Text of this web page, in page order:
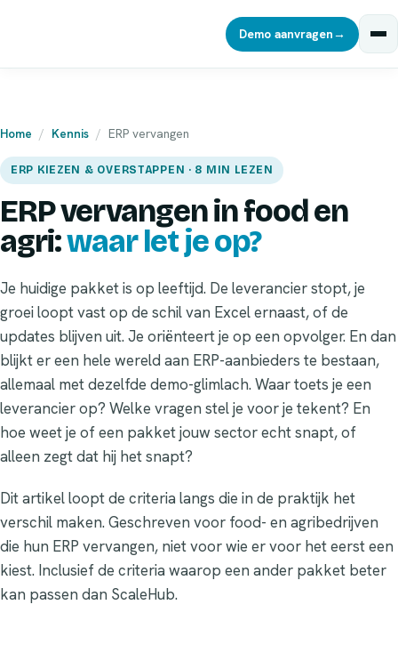
Demo aanvragen→
Home / Kennis / ERP vervangen
ERP KIEZEN & OVERSTAPPEN · 8 MIN LEZEN
ERP vervangen in food en
agri:waar let je op?
Je huidige pakket is op leeftijd. De leverancier stopt, je
groei loopt vast op de schil van Excel ernaast, of de
updates blijven uit. Je oriënteert je op een opvolger. En dan
blijkt er een hele wereld aan ERP-aanbieders te bestaan,
allemaal met dezelfde demo-glimlach. Waar toets je een
leverancier op? Welke vragen stel je voor je tekent? En
hoe weet je of een pakket jouw sector echt snapt, of
alleen zegt dat hij het snapt?
Dit artikel loopt de criteria langs die in de praktijk het
verschil maken. Geschreven voor food- en agribedrijven
die hun ERP vervangen, niet voor wie er voor het eerst een
kiest. Inclusief de criteria waarop een ander pakket beter
kan passen dan ScaleHub.